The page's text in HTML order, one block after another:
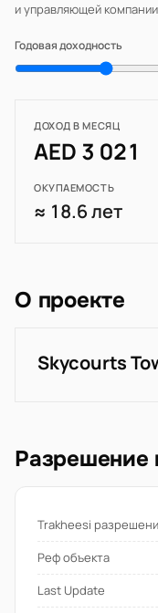
и управляющей
Годовая доходность
ДОХОД В МЕСЯЦ
AED 3 021
ОКУПАЕМОСТЬ
≈ 18.6 лет
О проекте
Skycourts
Разрешение
Trakheesi
Реф объекта
Last Update